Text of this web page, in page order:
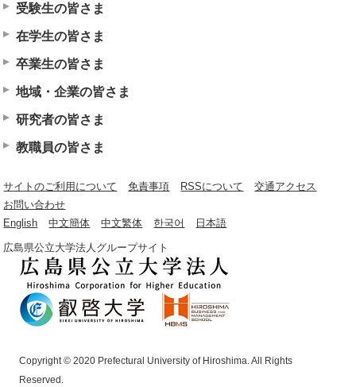
受験生の皆さま
在学生の皆さま
卒業生の皆さま
地域・企業の皆さま
研究者の皆さま
教職員の皆さま
サイトのご利用について 免責事項 RSSについて
交通アクセス
お問い合わせ
English
中文簡体 中文繁体 한국어 日本語
広島県公立大学法人グループサイト
Copyright © 2020 Prefectural University of Hiroshima. All Rights
Reserved.